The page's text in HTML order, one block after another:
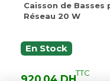
Caisson de Basses
Réseau 20 W
En Stock
TTC